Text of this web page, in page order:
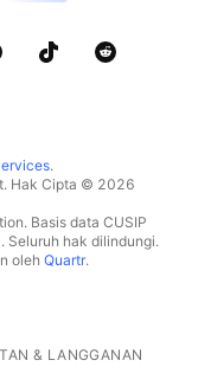
.
Hak Cipta © 2026
Basis data CUSIP
Seluruh hak dilindungi.
oleh Quartr.
& LANGGANAN